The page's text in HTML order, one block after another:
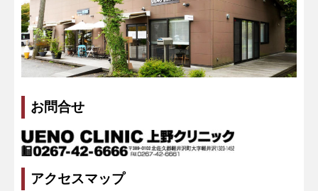
お問合せ
アクセスマップ